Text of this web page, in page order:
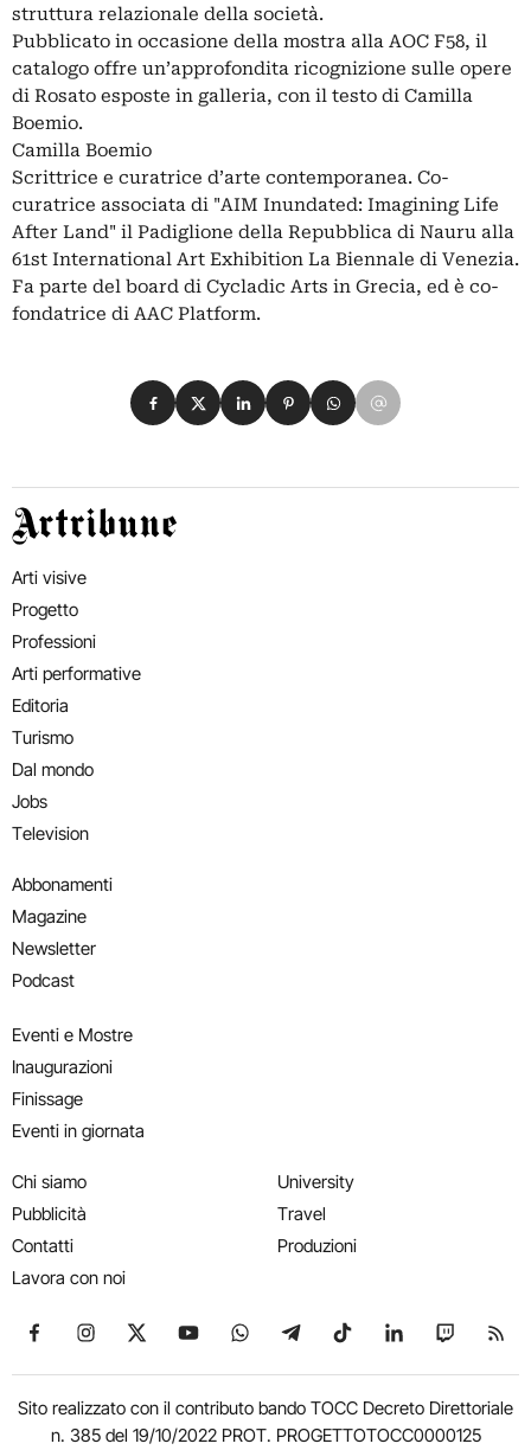
struttura relazionale della società.
Pubblicato in occasione della mostra alla AOC F58, il
catalogo offre un’approfondita ricognizione sulle opere
di Rosato esposte in galleria, con il testo di Camilla
Boemio.
Camilla Boemio
Scrittrice e curatrice d’arte contemporanea. Co-
curatrice associata di "AIM Inundated: Imagining Life
After Land" il Padiglione della Repubblica di Nauru alla
61st International Art Exhibition La Biennale di Venezia.
Fa parte del board di Cycladic Arts in Grecia, ed è co-
fondatrice di AAC Platform.
Condividi su Facebook
Condividi su X
Condividi su LinkedIn
Condividi su Pinterest
Condividi su WhatsApp
Condividi su Email
Artribune
Arti visive
Progetto
Professioni
Arti performative
Editoria
Turismo
Dal mondo
Jobs
Television
Abbonamenti
Magazine
Newsletter
Podcast
Eventi e Mostre
Inaugurazioni
Finissage
Eventi in giornata
Chi siamo
Pubblicità
Contatti
Lavora con noi
University
Travel
Produzioni
Seguici su Facebook
Seguici su Instagram
Seguici su X
Seguici su YouTube
Seguici su WhatsApp
Seguici su Telegram
Seguici su TikTok
Seguici su
Seguici
Sito realizzato con il contributo bando TOCC Decreto Direttoriale
n. 385 del 19/10/2022 PROT. PROGETTOTOCC0000125